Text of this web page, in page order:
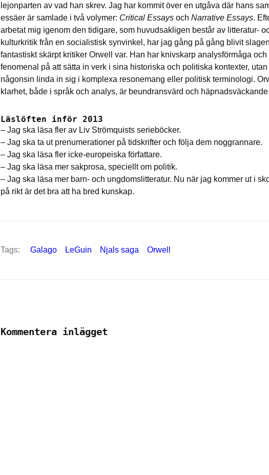
lejonparten av vad han skrev. Jag har kommit över en utgåva där hans
essäer är samlade i två volymer: Critical Essays och Narrative Essays.
arbetat mig igenom den tidigare, som huvudsakligen består av litteratur-
kulturkritik från en socialistisk synvinkel, har jag gång på gång blivit
fantastiskt skärpt kritiker Orwell var. Han har knivskarp analysförmåga och
fenomenal på att sätta in verk i sina historiska och politiska kontexter, utan
någonsin linda in sig i komplexa resonemang eller politisk terminologi.
klarhet, både i språk och analys, är beundransvärd och
Läslöften inför 2013
– Jag ska läsa fler av Liv Strömquists serieböcker.
– Jag ska ta ut prenumerationer på tidskrifter och följa dem noggrannare.
– Jag ska läsa fler icke-europeiska författare.
– Jag ska läsa mer sakprosa, speciellt om politik.
– Jag ska läsa mer barn- och ungdomslitteratur. Nu när jag kommer ut i
på rikt är det bra att ha bred kunskap.
Tags: Galago LeGuin Njals saga Orwell
Kommentera inlägget